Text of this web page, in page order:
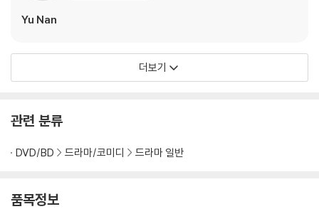
Yu Nan
더보기
관련 분류
DVD/BD 드라마/코미디 드라마 일반
품목정보